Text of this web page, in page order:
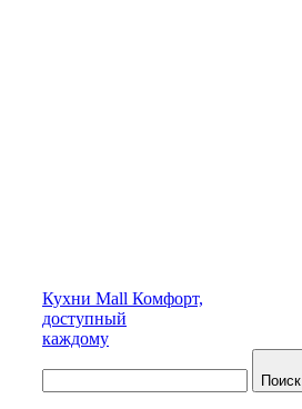
Кухни Mall Комфорт,
доступный
каждому
Поиск